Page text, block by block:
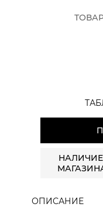
ОПИСАНИЕ